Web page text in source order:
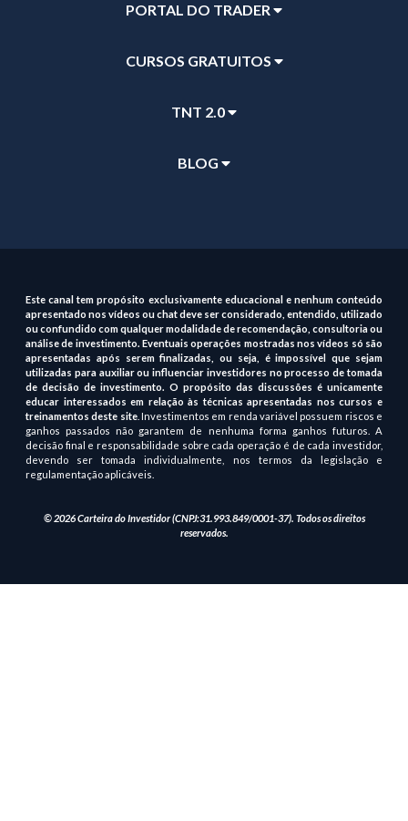
PORTAL DO TRADER
CURSOS GRATUITOS
TNT 2.0
BLOG
Este canal tem propósito exclusivamente educacional e nenhum conteúdo
apresentado nos vídeos ou chat deve ser considerado, entendido, utilizado
ou confundido com qualquer modalidade de recomendação, consultoria ou
análise de investimento. Eventuais operações mostradas nos vídeos só são
apresentadas após serem finalizadas, ou seja, é impossível que sejam
utilizadas para auxiliar ou influenciar investidores no processo de tomada
de decisão de investimento. O propósito das discussões é unicamente
educar interessados em relação às técnicas apresentadas nos cursos e
treinamentos deste site. Investimentos em renda variável possuem riscos e
ganhos passados não garantem de nenhuma forma ganhos futuros. A
decisão final e responsabilidade sobre cada operação é de cada investidor,
devendo ser tomada individualmente, nos termos da legislação e
regulamentação aplicáveis.
© 2026 Carteira do Investidor (CNPJ:31.993.849/0001-37). Todos os direitos
reservados.